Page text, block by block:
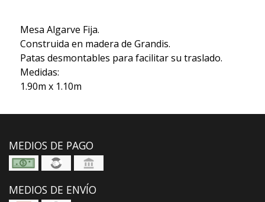
Mesa Algarve Fija.
Construida en madera de Grandis.
Patas desmontables para facilitar su traslado.
Medidas:
1.90m x 1.10m
MEDIOS DE PAGO
MEDIOS DE ENVÍO